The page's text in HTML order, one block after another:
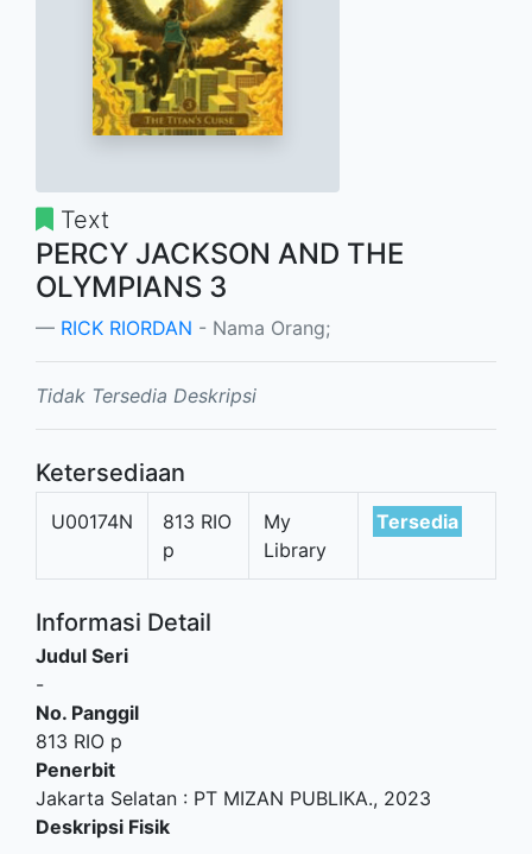
Text
PERCY JACKSON AND THE
OLYMPIANS 3
RICK RIORDAN - Nama Orang;
Tidak Tersedia Deskripsi
Ketersediaan
U00174N
813 RIO
p
My
Library
Tersedia
Informasi Detail
Judul Seri
-
No. Panggil
813 RIO p
Penerbit
Jakarta Selatan : PT MIZAN PUBLIKA., 2023
Deskripsi Fisik